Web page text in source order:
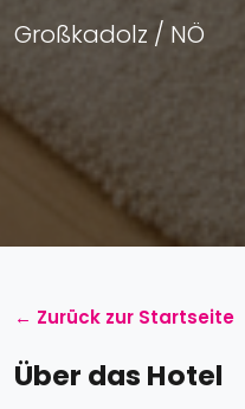
Großkadolz / NÖ
← Zurück zur Startseite
Über das Hotel